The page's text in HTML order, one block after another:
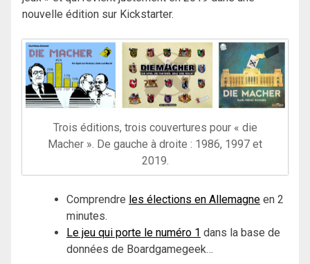
nouvelle édition sur Kickstarter.
Trois éditions, trois couvertures pour « die
Macher ». De gauche à droite : 1986, 1997 et
2019.
Comprendre les élections en Allemagne en 2
minutes.
Le jeu qui porte le numéro 1 dans la base de
données de Boardgamegeek…